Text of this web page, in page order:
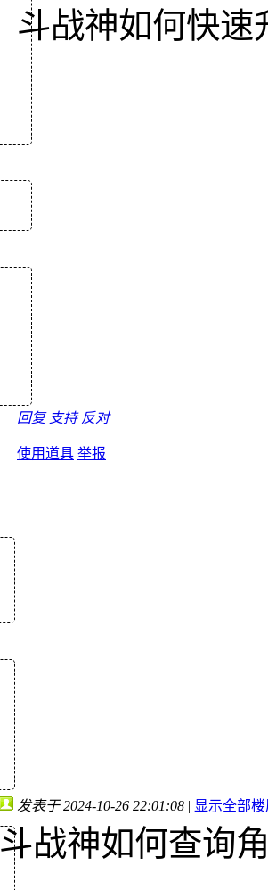
斗战神如何快速
回复 支持 反对
使用道具 举报
发表于 2024-10-26 22:01:08 | 显示全部
斗战神如何查询